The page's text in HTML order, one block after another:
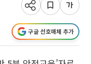
구글 선호매체 추가